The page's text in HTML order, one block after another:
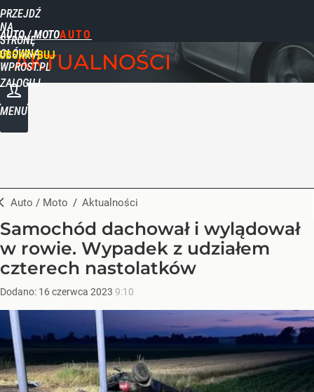
PRZEJDŹ
NA
STRONĘ
GŁÓWNĄ
WPROST.PL
AUTO / MOTO
ZALOGUJ
MENU
AKTUALNOŚCI
Auto / Moto / Aktualności
Samochód dachował i wylądował
w rowie. Wypadek z udziałem
czterech nastolatków
Dodano: 16czerwca 2023 9:10